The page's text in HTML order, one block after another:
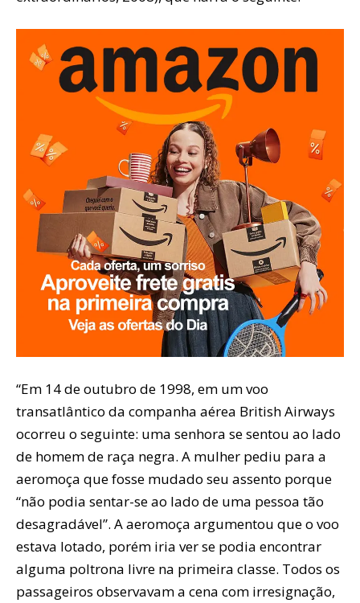
“Em 14 de outubro de 1998, em um voo
transatlântico da companha aérea British Airways
ocorreu o seguinte: uma senhora se sentou ao lado
de homem de raça negra. A mulher pediu para a
aeromoça que fosse mudado seu assento porque
“não podia sentar-se ao lado de uma pessoa tão
desagradável”. A aeromoça argumentou que o voo
estava lotado, porém iria ver se podia encontrar
alguma poltrona livre na primeira classe. Todos os
passageiros observavam a cena com irresignação,